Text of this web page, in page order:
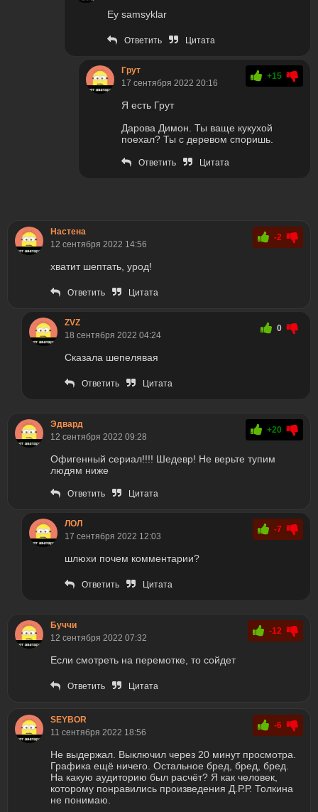
Ey samsyklar
Ответить Цитата
Грут
17 сентября 2022 20:16
+15
Я есть Грут
Дарова Димон. Ты ваще кукухой
поехал? Ты с деревом споришь.
Ответить Цитата
Настена
12 сентября 2022 14:56
-2
хватит шептать, урод!
Ответить Цитата
ZVZ
18 сентября 2022 04:24
0
Сказала шепелявая
Ответить Цитата
Эдвард
12 сентября 2022 09:28
+20
Офигенный сериал!!!! Шедевр! Не верьте тупим
людям ниже
Ответить Цитата
ЛОЛ
17 сентября 2022 12:03
-7
шлюхи почем комментарии?
Ответить Цитата
Буччи
12 сентября 2022 07:32
-12
Если смотреть на перемотке, то сойдет
Ответить Цитата
SEYBOR
11 сентября 2022 18:56
-6
Не выдержал. Выключил через 20 минут просмотра.
Графика ещё ничего. Остальное бред, бред, бред.
На какую аудиторию был расчёт? Я как человек,
которому понравились произведения Д.Р.Р. Толкина
не понимаю.